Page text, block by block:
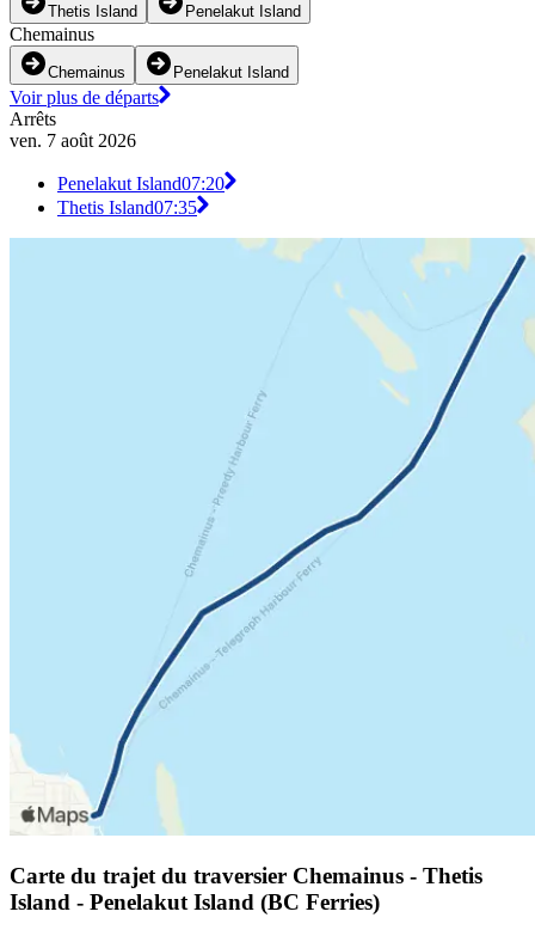
Thetis Island Penelakut Island
Chemainus
Chemainus Penelakut Island
Voir plus de départs
Arrêts
ven. 7 août 2026
Penelakut Island07:20
Thetis Island07:35
Carte du trajet du traversier Chemainus - Thetis
Island - Penelakut Island (BC Ferries)